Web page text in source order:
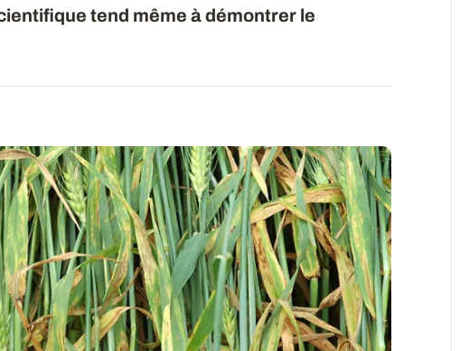
tend même à démontrer le